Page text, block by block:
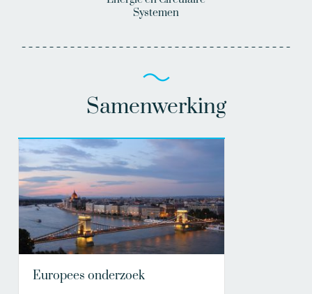
Systemen
Samenwerking
Europees onderzoek